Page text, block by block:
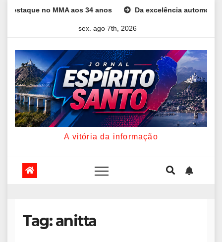
no MMA aos 34 anos Da excelência automotiva à
sex. ago 7th, 2026
A vitória da informação
Tag:anitta